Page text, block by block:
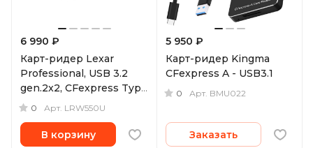
6 990 ₽
Карт-ридер Lexar
Professional, USB 3.2
gen.2x2, CFexpress Type
B 0 Арт. LRW550U
В корзину
5 950 ₽
Карт-ридер Kingma
CFexpress A - USB3.1
0 Арт. BMU022
Заказать